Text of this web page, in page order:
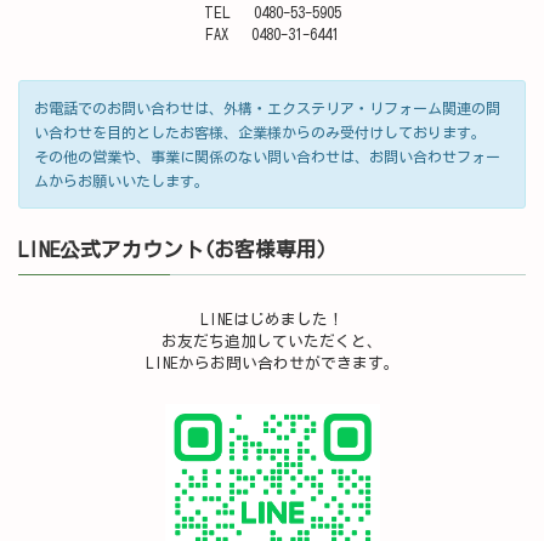
TEL 0480-53-5905
FAX 0480-31-6441
お電話でのお問い合わせは、外構・エクステリア・リフォーム関連の問
い合わせを目的としたお客様、企業様からのみ受付けしております。
その他の営業や、事業に関係のない問い合わせは、お問い合わせフォー
ムからお願いいたします。
LINE公式アカウント(お客様専用）
LINEはじめました！
お友だち追加していただくと、
LINEからお問い合わせができます。